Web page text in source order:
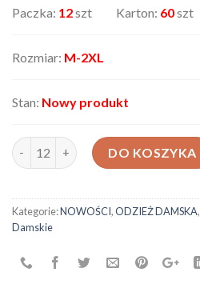
Paczka: 12szt Karton: 60szt
Rozmiar: M-2XL
Stan: Nowy produkt
ilość Spodnie damskie AX-16318-75
DO KOSZYKA
Kategorie:NOWOŚCI,ODZIEŻ DAMSKA,
Damskie